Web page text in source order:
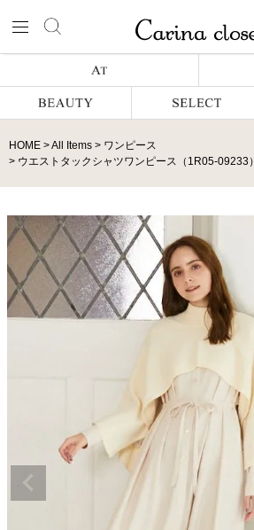
HOME All Items
ワンピース
ウエストタックシャツワンピース（1R05-09233）